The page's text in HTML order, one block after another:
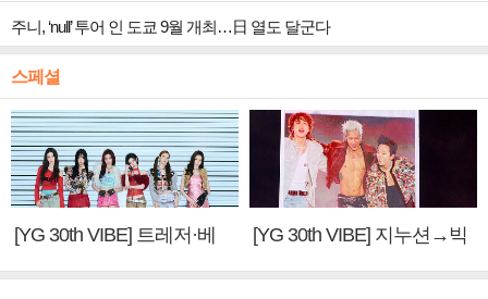
주니, ‘null’ 투어 인 도쿄 9월 개최…日 열도 달군다
스페셜
[YG 30th VIBE] 트레저·베
[YG 30th VIBE] 지누션→빅